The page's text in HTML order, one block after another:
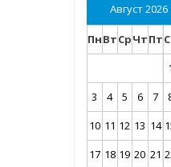
Август 2026
ПнВтСрЧтПт
3
4 5 6 7
10 11 12 13 14
17 18 19 20 21